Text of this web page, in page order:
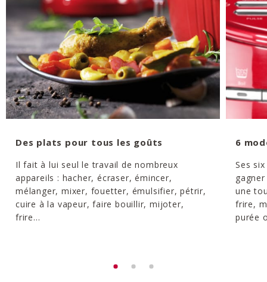
Des plats pour tous les goûts
Il fait à lui seul le travail de nombreux
appareils : hacher, écraser, émincer,
mélanger, mixer, fouetter, émulsifier, pétrir,
cuire à la vapeur, faire bouillir, mijoter,
frire...
6
Ses
une
frire,
purée